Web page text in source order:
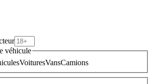
véhicule
VoituresVansCamions